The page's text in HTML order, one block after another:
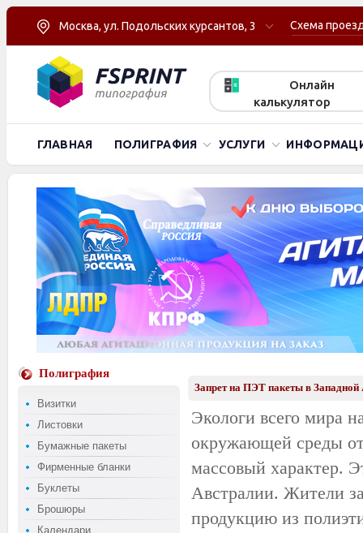
Москва, ул. Подольских курсантов, 3 Схема
Онлайн
калькулятор
ГЛАВНАЯ ПОЛИГРАФИЯ УСЛУГИ
Полиграфия
Визитки
Листовки
Бумажные пакеты
Фирменные бланки
Буклеты
Брошюры
Календари
Запрет на ПЭТ пакеты в Западной
Экологи всего мира
окружающей среды
массовый характер.
Австралии. Жители
продукцию из